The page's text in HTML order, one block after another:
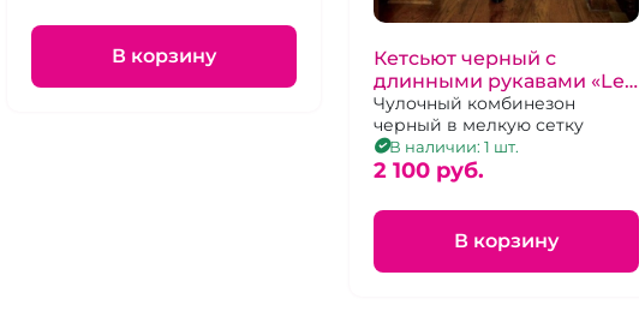
В корзину
Кетсьют черный с
длинными рукавами «Leg
Avenue»
Чулочный комбинезон
черный в мелкую сетку
В наличии: 1 шт.
2 100 pуб.
В корзину